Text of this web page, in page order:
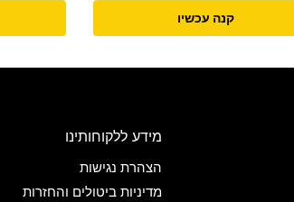
קנה עכשיו
מידע ללקוחותינו
הצהרת נגישות
מדיניות ביטולים והחזרות